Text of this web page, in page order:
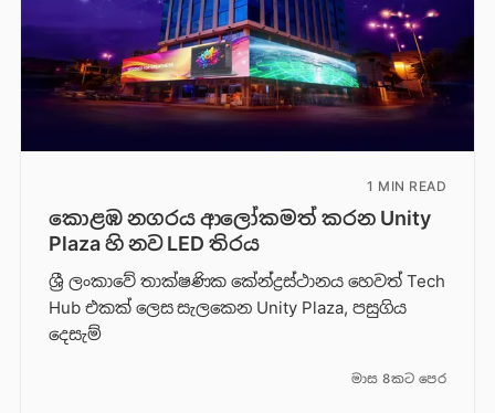
1 MIN READ
කොළඹ නගරය ආලෝකමත් කරන Unity
Plaza හි නව LED තිරය
ශ්‍රී ලංකාවේ තාක්ෂණික කේන්ද්‍රස්ථානය හෙවත් Tech
Hub එකක් ලෙස සැලකෙන Unity Plaza, පසුගිය
දෙසැම්
මාස 8කට පෙර